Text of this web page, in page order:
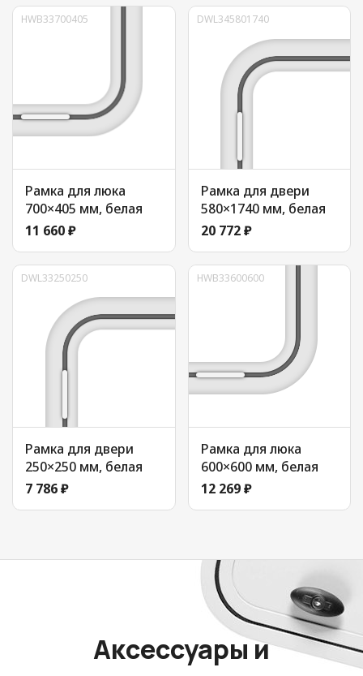
HWB33700405
Рамка для люка
700×405 мм, белая
11 660 ₽
DWL345801740
Рамка для двери
580×1740 мм, белая
20 772 ₽
DWL33250250
Рамка для двери
250×250 мм, белая
7 786 ₽
HWB33600600
Рамка для люка
600×600 мм, белая
12 269 ₽
Аксессуары и